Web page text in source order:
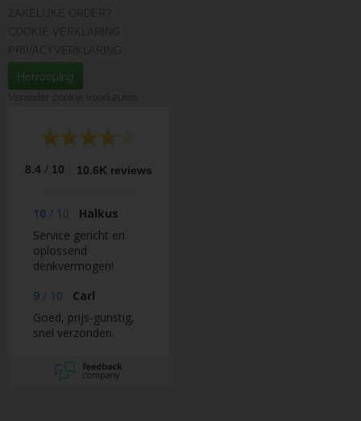
Herroeping
8.4 / 10 10.6K reviews
10 / 10
Halkus
Service gericht en
oplossend
denkvermogen!
9 / 10
Carl
Goed, prijs-gunstig,
snel verzonden.